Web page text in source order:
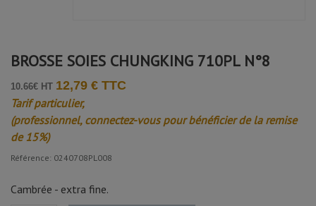
BROSSE SOIES CHUNGKING 710PL N°8
10.66€ HT 12,79 € TTC
Tarif particulier,
(professionnel, connectez-vous pour bénéficier de la remise
de 15%)
Référence: 0240708PL008
Cambrée - extra fine.